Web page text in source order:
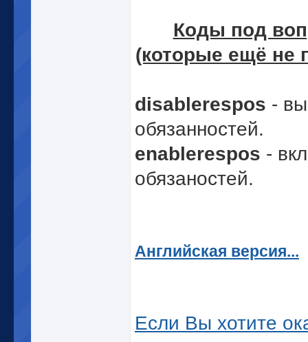
Коды под
(которые ещё не
disablerespos -
обязанностей.
enablerespos -
обязаностей.
Английская версия...
Если Вы хотите